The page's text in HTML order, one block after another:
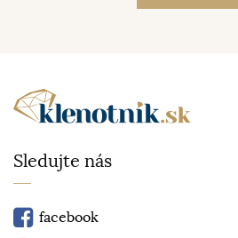
Sledujte nás
facebook